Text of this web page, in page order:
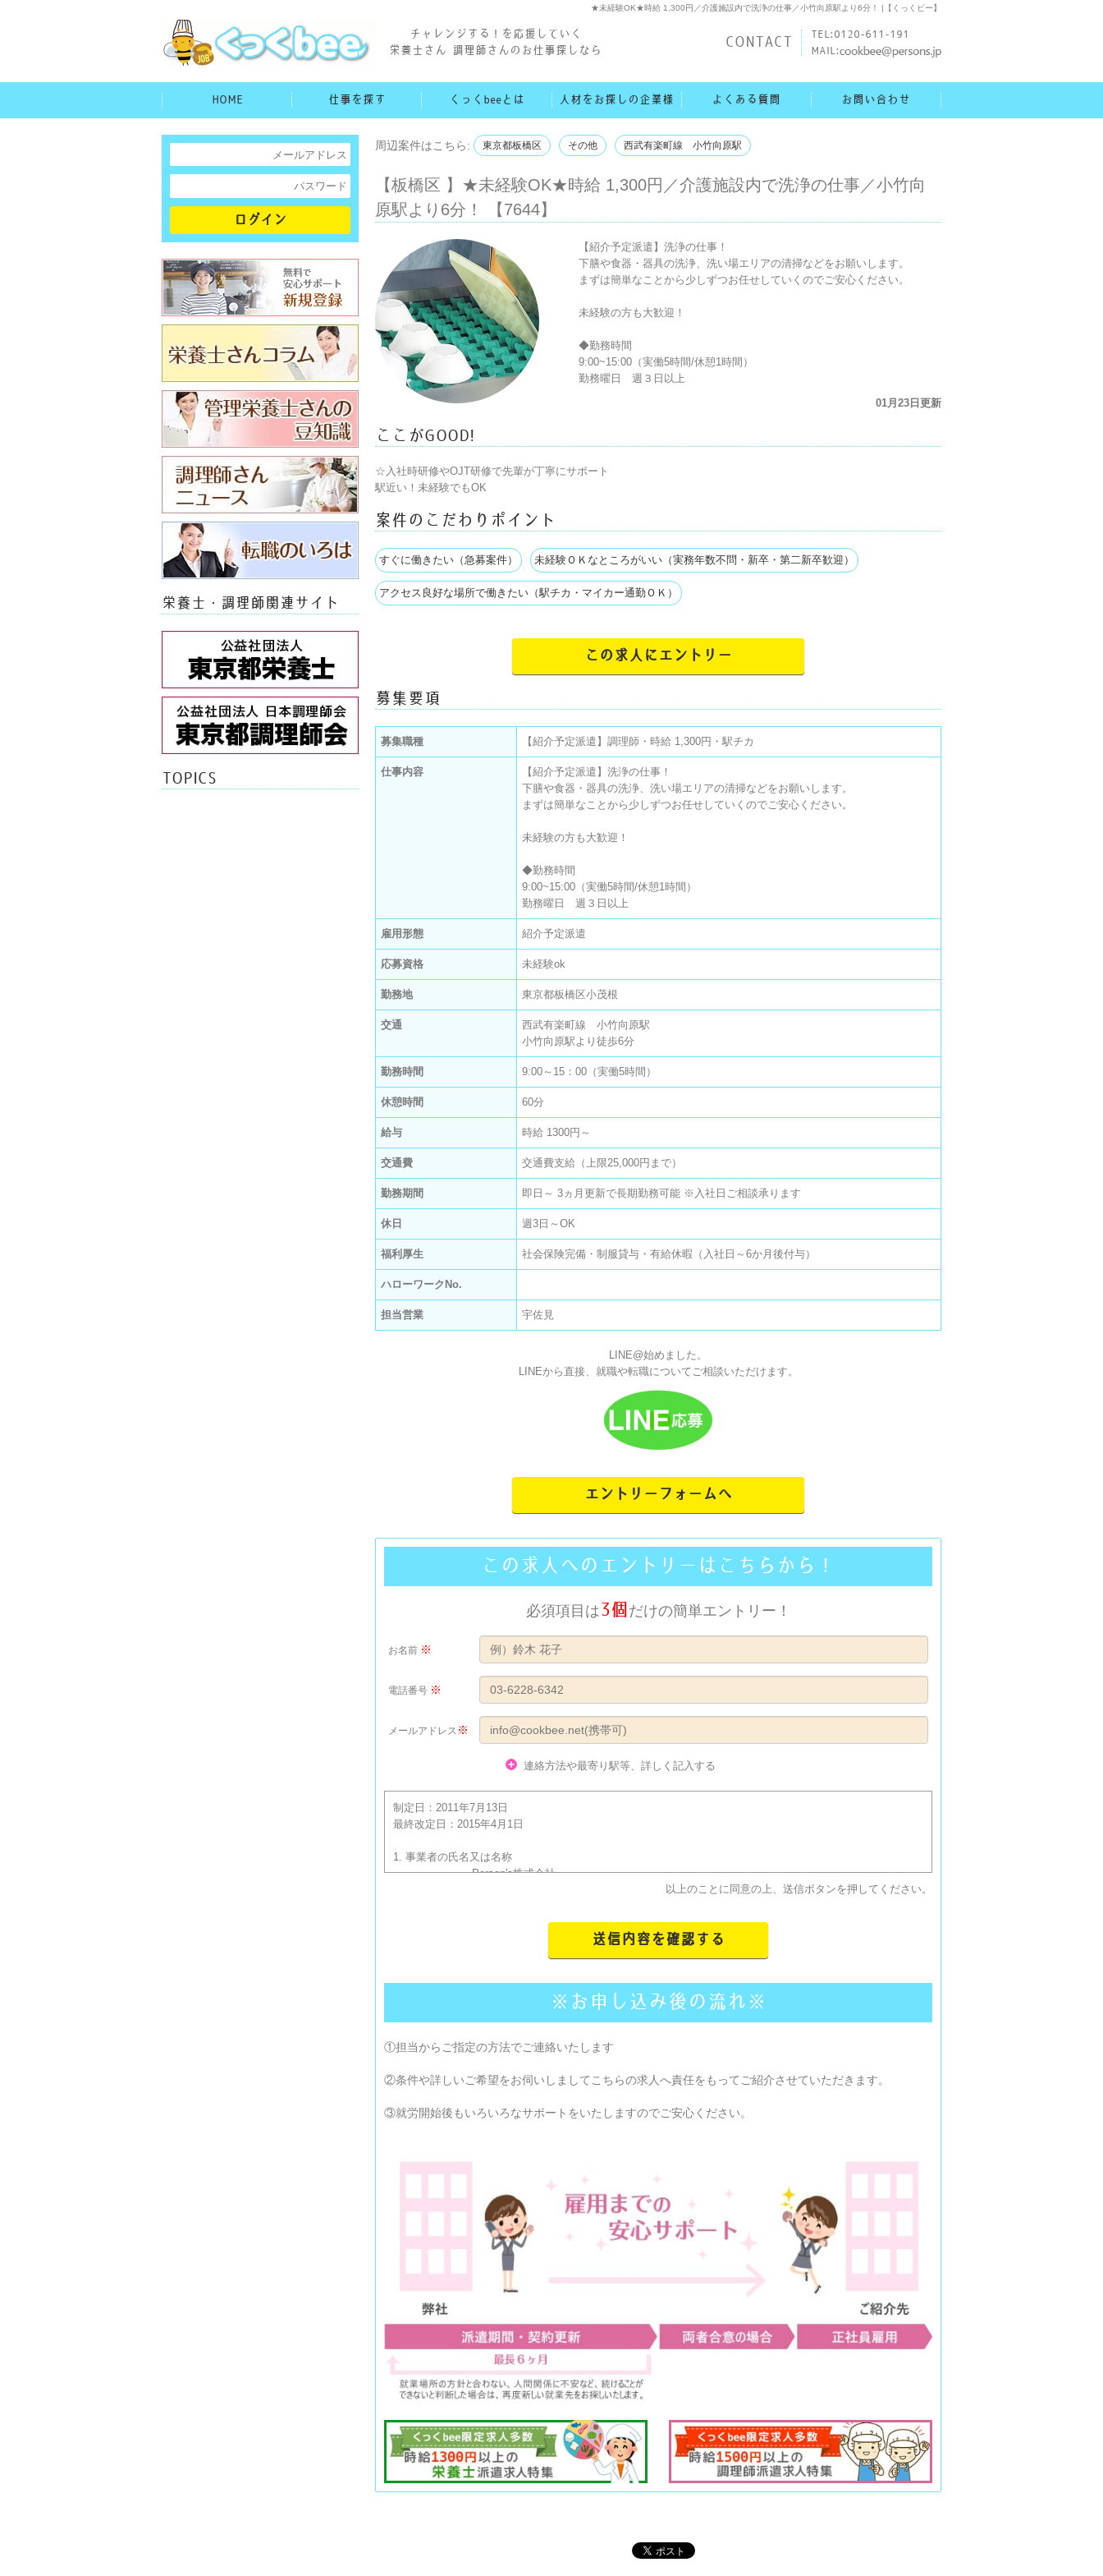
★未経験OK★時給 1,300円／介護施設内で洗浄の仕事／小竹向原駅より6分！ |【くっくビー】
チャレンジする！を応援していく
栄養士さん 調理師さんのお仕事探しなら
CONTACT
TEL:0120-611-191
MAIL:
HOME 仕事を探す くっくbeeとは 人材をお探しの企業様 よくある質問 お問い合わせ
周辺案件はこちら: 東京都板橋区 その他 西武有楽町線 小竹向原駅
【板橋区 】★未経験OK★時給 1,300円／介護施設内で洗浄の仕事／小竹向
原駅より6分！ 【7644】
【紹介予定派遣】洗浄の仕事！
下膳や食器・器具の洗浄、洗い場エリアの清掃などをお願いします。
まずは簡単なことから少しずつお任せしていくのでご安心ください。
未経験の方も大歓迎！
◆勤務時間
9:00~15:00（実働5時間/休憩1時間）
勤務曜日　週３日以上
01月23日更新
ここがGOOD!
☆入社時研修やOJT研修で先輩が丁寧にサポート
駅近い！未経験でもOK
案件のこだわりポイント
すぐに働きたい（急募案件） 未経験ＯＫなところがいい（実務年数不問・新卒・第二新卒歓迎）
アクセス良好な場所で働きたい（駅チカ・マイカー通勤ＯＫ）
この求人にエントリー
募集要項
募集職種 【紹介予定派遣】調理師・時給 1,300円・駅チカ
仕事内容
【紹介予定派遣】洗浄の仕事！
下膳や食器・器具の洗浄、洗い場エリアの清掃などをお願いします。
まずは簡単なことから少しずつお任せしていくのでご安心ください。
未経験の方も大歓迎！
◆勤務時間
9:00~15:00（実働5時間/休憩1時間）
勤務曜日　週３日以上
雇用形態 紹介予定派遣
応募資格 未経験ok
勤務地 東京都板橋区小茂根
交通
西武有楽町線 小竹向原駅
小竹向原駅より徒歩6分
勤務時間 9:00～15：00（実働5時間）
休憩時間 60分
給与 時給 1300円～
交通費 交通費支給（上限25,000円まで）
勤務期間 即日～ 3ヵ月更新で長期勤務可能 ※入社日ご相談承ります
休日 週3日～OK
福利厚生 社会保険完備・制服貸与・有給休暇（入社日～6か月後付与）
ハローワークNo.
担当営業 宇佐見
LINE@始めました。
LINEから直接、就職や転職についてご相談いただけます。
エントリーフォームへ
この求人へのエントリーはこちらから！
必須項目は 3個 だけの簡単エントリー！
お名前 ※
電話番号 ※
メールアドレス ※
連絡方法や最寄り駅等、詳しく記入する
制定日：2011年7月13日
最終改定日：2015年4月1日
1. 事業者の氏名又は名称
			Person's株式会社
範囲内で利用し、目的外の利用はいたしません。
			・申込内容に関する連絡等のため
			当社は、当社が取得した個人情報を、上記利用目的を達成するために、第三者へ業務委託する
			・法令に基づき必要な場合
			・公衆衛生の向上又は児童の健全な育成の推進のために特に必要がある場合であって、本人の
同意を得ることが困難である場合。
に対して協力する必要がある場合であって、本人の同意を得ることによって当該事務の遂行に支障を及ぼすお
それがある場合。
			6. 個人情報保護のための安全管理
			当社は、個人情報を保護するための規程類を定め、従業者全員に周知・徹底と啓発・教育を図
るとともに、その遵守状況の監査を定期的に実施いたします。
			また、個人情報を保護するために必要な安全管理措置の維持・向上に努めてまいります。
			当社が保有するご自身の個人情報の、利用目的の通知、開示、内容の訂正、追加又は削除、利
用の停止、消去及び第三者への提供の停止を求める場合には、以下の「個人情報お問合せ窓口」までご連絡く
ださい。
以上のことに同意の上、送信ボタンを押してください。
※お申し込み後の流れ※
①担当からご指定の方法でご連絡いたします
②条件や詳しいご希望をお伺いしましてこちらの求人へ責任をもってご紹介させていただきます。
③就労開始後もいろいろなサポートをいたしますのでご安心ください。
栄養士・調理師関連サイト
TOPICS